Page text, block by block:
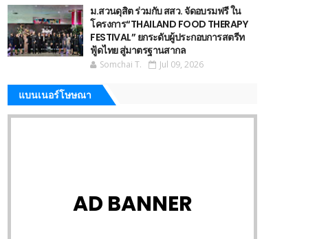
ม.สวนดุสิต ร่วมกับ สสว. จัดอบรมฟรี ใน
โครงการ“THAILAND FOOD THERAPY
FESTIVAL” ยกระดับผู้ประกอบการสตรีท
ฟู้ดไทย สู่มาตรฐานสากล
Somchai T. Jul 09, 2026
แบนเนอร์โษษณา
AD BANNER